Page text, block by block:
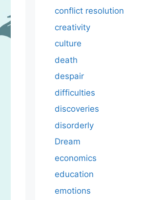
conflict resolution
creativity
culture
death
despair
difficulties
discoveries
disorderly
Dream
economics
education
emotions